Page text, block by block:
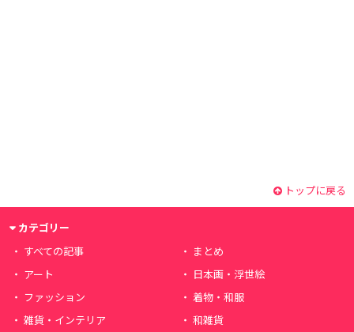
トップに戻る
カテゴリー
すべての記事
まとめ
アート
日本画・浮世絵
ファッション
着物・和服
雑貨・インテリア
和雑貨